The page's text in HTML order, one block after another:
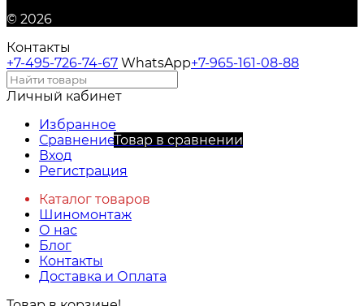
© 2026
Контакты
+7-495-726-74-67 WhatsApp+7-965-161-08-88
Личный кабинет
Избранное
СравнениеТовар в сравнении
Вход
Регистрация
Каталог товаров
Шиномонтаж
О нас
Блог
Контакты
Доставка и Оплата